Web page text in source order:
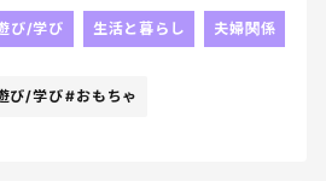
。笑
っかりやりきってほしいー。
見る。笑
び/学び 生活と暮らし 夫婦関係
び/学び#おもちゃ